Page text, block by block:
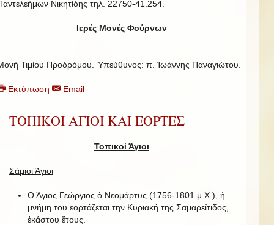
Νικητίδης τηλ. 22750-41.254.
Ιερές Μονές Φούρνων
Τιμίου Προδρόμου. Ὑπεύθυνος: π. Ἰωάννης Παναγιώτου.
Εκτύπωση Email
ΤΟΠΙΚΟΙ ΑΓΙΟΙ ΚΑΙ ΕΟΡΤΕΣ
Τοπικοί Άγιοι
Σάμιοι Άγιοι
Ο Άγιος Γεώργιος ὁ Νεομάρτυς (1756-1801 μ.Χ.), ἡ
μνήμη του εορτάζεται την Κυριακή της Σαμαρείτιδος,
ἑκάστου ἔτους.